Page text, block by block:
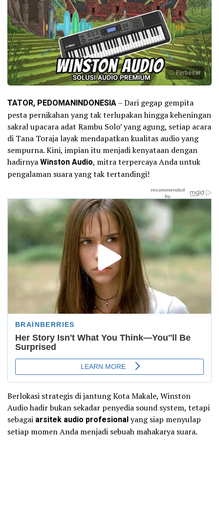
Perbesar
TATOR, PEDOMANINDONESIA– Dari gegap gempita
pesta pernikahan yang tak terlupakan hingga keheningan
sakral upacara adat Rambu Solo’ yang agung, setiap acara
di Tana Toraja layak mendapatkan kualitas audio yang
sempurna. Kini, impian itu menjadi kenyataan dengan
hadirnyaWinston Audio, mitra terpercaya Anda untuk
pengalaman suara yang tak tertandingi!
Berlokasi strategis di jantung Kota Makale, Winston
Audio hadir bukan sekadar penyedia sound system, tetapi
sebagai arsitek audio profesionalyang siap menyulap
setiap momen Anda menjadi sebuah mahakarya suara.